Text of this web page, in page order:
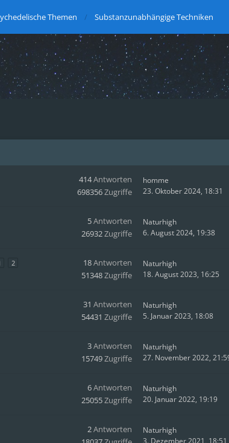
Themen Substanzunabhängige Techniken
414Antworten
698356Zugriffe
homme
23. Oktober 2024, 18:31
5Antworten
26932Zugriffe
Naturhigh
6. August 2024, 19:38
2 18Antworten
51348Zugriffe
Naturhigh
18. August 2023, 16:25
31 Antworten
54431 Zugriffe
Naturhigh
5. Januar 2023, 18:08
3Antworten
15749Zugriffe
Naturhigh
27. November 2022,
6Antworten
25055Zugriffe
Naturhigh
20. Januar 2022, 19:19
2Antworten
Naturhigh
3. Dezember 2021, 18:51